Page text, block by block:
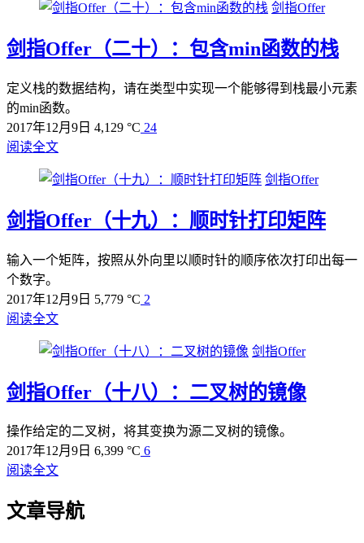
剑指Offer
剑指Offer（二十）：包含min函数的栈
定义栈的数据结构，请在类型中实现一个能够得到栈最小元素
的min函数。
2017年12月9日 4,129 °C 24
阅读全文
剑指Offer
剑指Offer（十九）：顺时针打印矩阵
输入一个矩阵，按照从外向里以顺时针的顺序依次打印出每一
个数字。
2017年12月9日 5,779 °C 2
阅读全文
剑指Offer
剑指Offer（十八）：二叉树的镜像
操作给定的二叉树，将其变换为源二叉树的镜像。
2017年12月9日 6,399 °C 6
阅读全文
文章导航